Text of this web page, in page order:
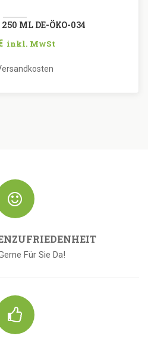
ML DE-ÖKO-034
inkl. MwSt
Für Sie Da!